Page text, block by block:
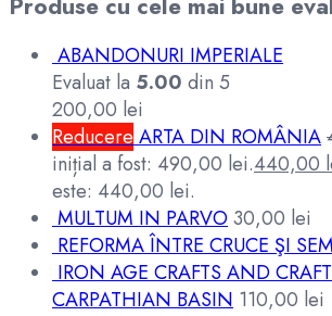
ABANDONURI IMPERIALE
Evaluat la 5.00 din 5
200,00 lei
Reducere ARTA DIN ROMÂNIA
inițial a fost: 490,00 lei.440,00
este: 440,00 lei.
MULTUM IN PARVO30,00 lei
REFORMA ÎNTRE CRUCE ŞI
IRON AGE CRAFTS AND
CARPATHIAN BASIN 110,00 lei